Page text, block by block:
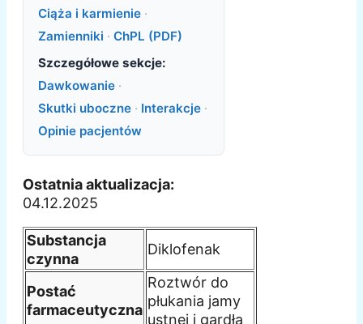
Ciąża i karmienie ·
Zamienniki · ChPL (PDF)
Szczegółowe sekcje:
Dawkowanie ·
Skutki uboczne · Interakcje ·
Opinie pacjentów
Ostatnia aktualizacja:
04.12.2025
Substancja
czynna
Diklofenak
Postać
farmaceutyczna
Roztwór do
płukania jamy
ustnej i gardła